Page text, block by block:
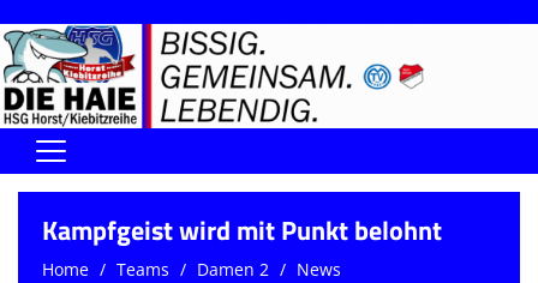
Home
DIE HAIE I Der Vorstand
Kampfgeist wird mit Punkt belohnt
Home Teams Damen 2
News